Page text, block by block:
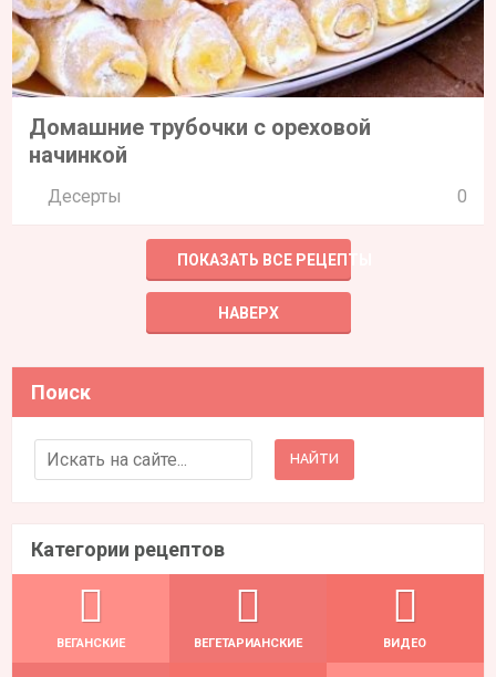
Домашние трубочки с ореховой
начинкой
Десерты 0
ПОКАЗАТЬ ВСЕ РЕЦЕПТЫ
НАВЕРХ
Поиск
Search for:
Категории рецептов
ВЕГАНСКИЕ ВЕГЕТАРИАНСКИЕ ВИДЕО